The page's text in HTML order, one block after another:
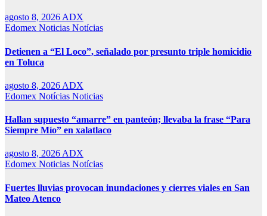
agosto 8, 2026ADX
Edomex Noticias Notícias
Detienen a “El Loco”, señalado por presunto triple homicidio
en Toluca
agosto 8, 2026 ADX
Edomex Notícias Noticias
Hallan supuesto “amarre” en panteón; llevaba la frase “Para
Siempre Mío” en xalatlaco
agosto 8, 2026ADX
Edomex Noticias Notícias
Fuertes lluvias provocan inundaciones y cierres viales en San
Mateo Atenco